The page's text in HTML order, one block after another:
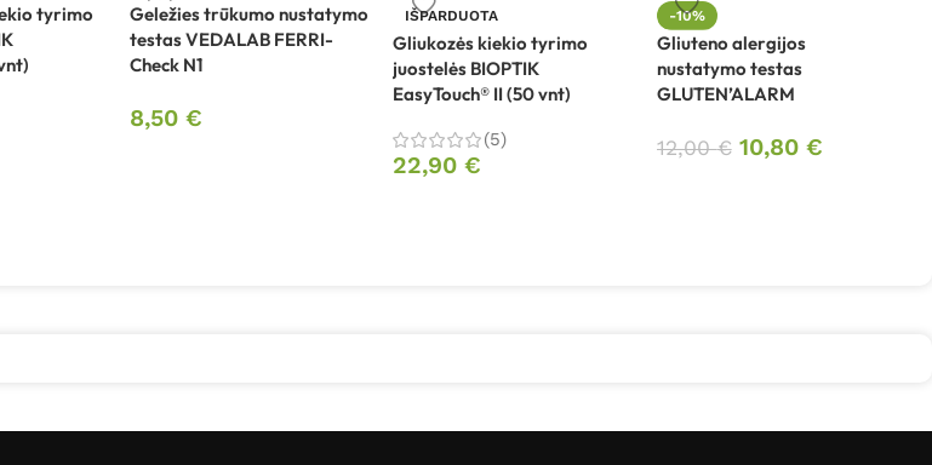
tyrimo
Geležies trūkumo nustatymo
testas VEDALAB FERRI-
Check N1
8,50 €
IŠPARDUOTA
Gliukozės kiekio tyrimo
juostelės BIOPTIK
EasyTouch® II (50 vnt)
(5)
22,90€
-10%
Gliuteno alergijos
nustatymo testas
GLUTEN’ALARM
12,00€ 10,80 €